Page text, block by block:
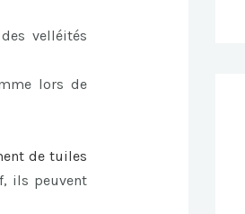
velléités
lors de
de tuiles
ils peuvent